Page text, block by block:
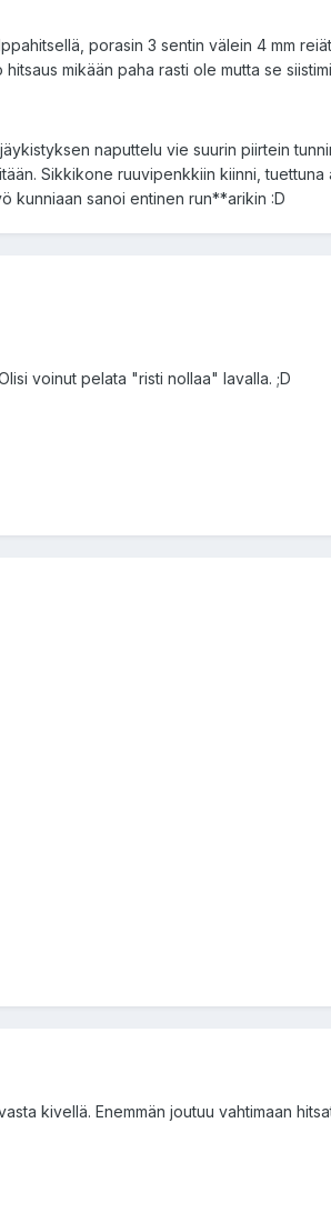
porasin 3 sentin välein 4 mm
mikään paha rasti ole mutta se
naputtelu vie suurin piirtein
Sikkikone ruuvipenkkiin kiinni,
kunniaan sanoi entinen run**arikin :D
voinut pelata "risti nollaa" lavalla. ;D
kivellä. Enemmän joutuu vahtimaan